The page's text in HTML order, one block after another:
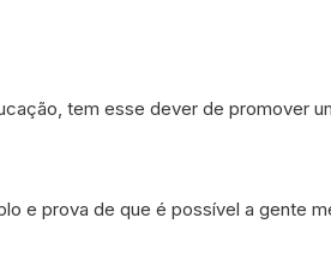
tem esse dever de promover
e prova de que é possível a gente